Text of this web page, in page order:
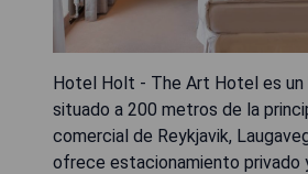
Hotel Holt - The Art Hotel es
situado a 200 metros de la
comercial de Reykjavik,
ofrece estacionamiento privado